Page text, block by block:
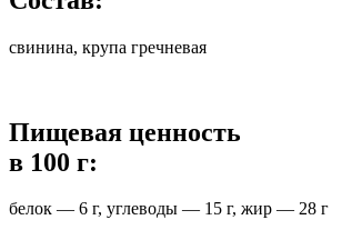
свинина, крупа гречневая
Пищевая ценность
в 100 г:
белок — 6 г, углеводы — 15 г, жир — 28 г